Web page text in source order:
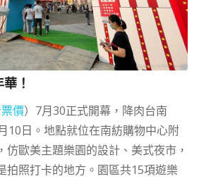
！
價）7月30正式開幕，降肉台南
10日。地點就位在南紡購物中心附
仿歐美主題樂園的設計、美式夜市，
拍照打卡的地方。園區共15項遊樂